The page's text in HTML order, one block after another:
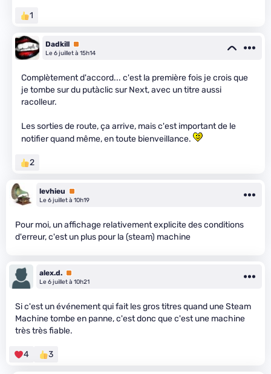
1
Dadkill Premium
Le 6 juillet à 15h14
Complètement d'accord... c'est la première fois je crois que
je tombe sur du putàclic sur Next, avec un titre aussi
racolleur.
Les sorties de route, ça arrive, mais c'est important de le
notifier quand même, en toute bienveillance.
2
levhieu
Premium
Le 6 juillet à 10h19
Pour moi, un affichage relativement explicite des conditions
d'erreur, c'est un plus pour la (steam) machine
alex.d. Premium
Le 6 juillet à 10h21
Si c'est un événement qui fait les gros titres quand une Steam
Machine tombe en panne, c'est donc que c'est une machine
très très fiable.
4 3